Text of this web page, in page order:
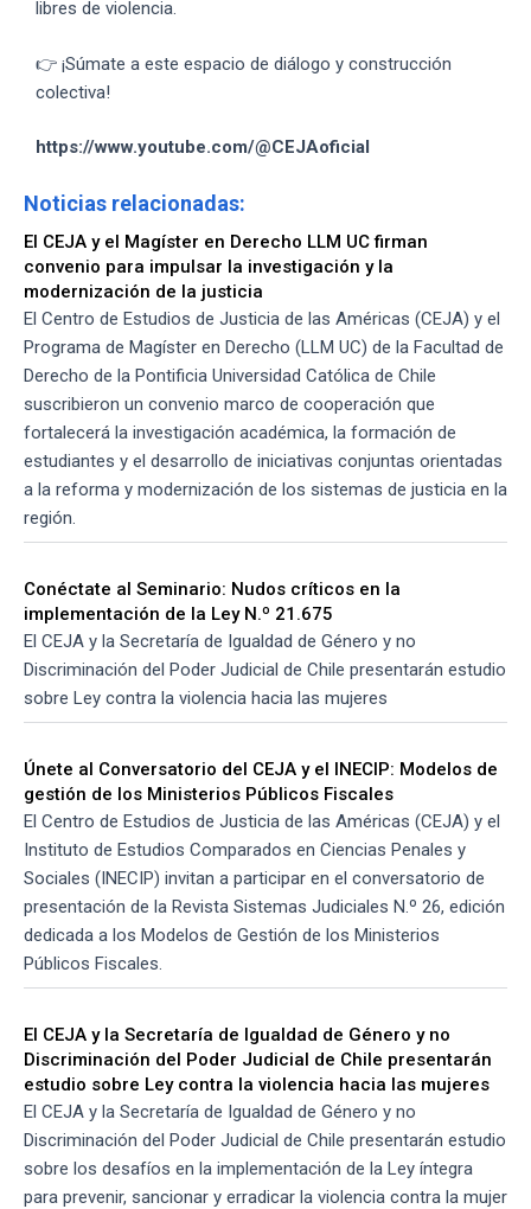
libres de violencia.
👉 ¡Súmate a este espacio de diálogo y construcción
colectiva!
https://www.youtube.com/@CEJAoficial
Noticias relacionadas:
El CEJA y el Magíster en Derecho LLM UC firman
convenio para impulsar la investigación y la
modernización de la justicia
El Centro de Estudios de Justicia de las Américas (CEJA) y el
Programa de Magíster en Derecho (LLM UC) de la Facultad de
Derecho de la Pontificia Universidad Católica de Chile
suscribieron un convenio marco de cooperación que
fortalecerá la investigación académica, la formación de
estudiantes y el desarrollo de iniciativas conjuntas orientadas
a la reforma y modernización de los sistemas de justicia en la
región.
Conéctate al Seminario: Nudos críticos en la
implementación de la Ley N.º 21.675
El CEJA y la Secretaría de Igualdad de Género y no
Discriminación del Poder Judicial de Chile presentarán estudio
sobre Ley contra la violencia hacia las mujeres
Únete al Conversatorio del CEJA y el INECIP: Modelos de
gestión de los Ministerios Públicos Fiscales
El Centro de Estudios de Justicia de las Américas (CEJA) y el
Instituto de Estudios Comparados en Ciencias Penales y
Sociales (INECIP) invitan a participar en el conversatorio de
presentación de la Revista Sistemas Judiciales N.º 26, edición
dedicada a los Modelos de Gestión de los Ministerios
Públicos Fiscales.
El CEJA y la Secretaría de Igualdad de Género y no
Discriminación del Poder Judicial de Chile presentarán
estudio sobre Ley contra la violencia hacia las mujeres
El CEJA y la Secretaría de Igualdad de Género y no
Discriminación del Poder Judicial de Chile presentarán estudio
sobre los desafíos en la implementación de la Ley íntegra
para prevenir, sancionar y erradicar la violencia contra la mujer